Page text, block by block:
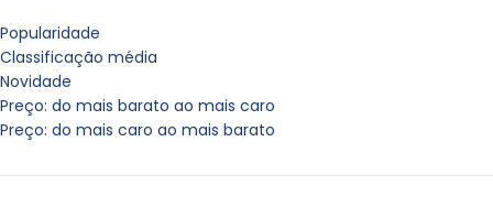
Popularidade
Classificação média
Novidade
Preço: do mais barato ao mais caro
Preço: do mais caro ao mais barato